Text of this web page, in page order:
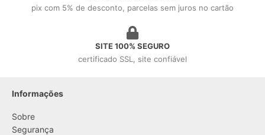
pix com 5% de desconto, parcelas sem juros no cartão
SITE 100% SEGURO
certificado SSL, site confiável
Informações
Sobre
Segurança